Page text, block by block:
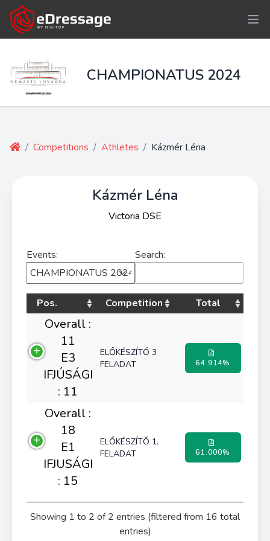
CHAMPIONATUS 2024
/ Competitions / Athletes / Kázmér Léna
Kázmér Léna
Victoria DSE
Events: Search:
Pos. Competition Total
Overall :
11
E3
IFJÚSÁGI
: 11
ELŐKÉSZÍTŐ 3
FELADAT
64.914%
Overall :
18
E1
IFJUSÁGI
: 15
ELŐKÉSZÍTŐ 1.
FELADAT
61.000%
Showing 1 to 2 of 2 entries (filtered from 16 total
entries)